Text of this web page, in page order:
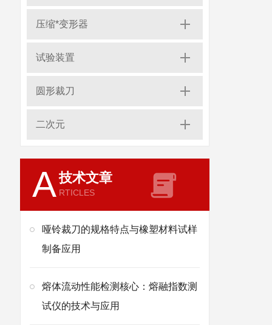
压缩*变形器
试验装置
圆形裁刀
二次元
A技术文章
RTICLES
哑铃裁刀的规格特点与橡塑材料试样
制备应用
熔体流动性能检测核心：熔融指数测
试仪的技术与应用